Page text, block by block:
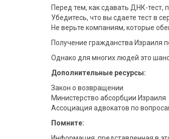
Перед тем, как сдавать ДНК-тест,
Убедитесь, что вы сдаете тест в
Не верьте компаниям, которые
Получение гражданства Израиля
Однако для многих людей это
Дополнительные ресурсы:
Закон о возвращении
Министерство абсорбции Израиля
Ассоциация адвокатов по
Помните: